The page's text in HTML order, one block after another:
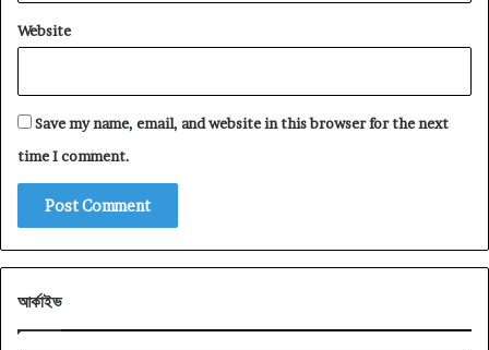
Website
Save my name, email, and website in this browser for the next
time I comment.
আর্কাইভ